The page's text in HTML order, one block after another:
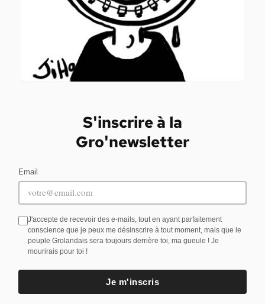
S'inscrire à la
Gro'newsletter
Email
J'accepte de recevoir des e-mails, tout en ayant parfaitement
conscience que je peux me désinscrire à tout moment, mais que le
peuple Grolandais sera toujours derrière toi, ma gueule ! Je
mourirais pour toi !
Je m'inscris